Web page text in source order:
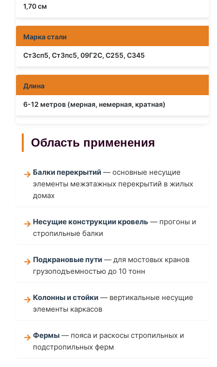
1,70 см
Марка стали
Ст3сп5, Ст3пс5, 09Г2С, С255, С345
Длина
6-12 метров (мерная, немерная, кратная)
Область применения
Балки перекрытий — основные несущие
элементы межэтажных перекрытий в жилых
домах
Несущие конструкции кровель — прогоны и
стропильные балки
Подкрановые пути — для мостовых кранов
грузоподъемностью до 10 тонн
Колонны и стойки — вертикальные несущие
элементы каркасов
Фермы — пояса и раскосы стропильных и
подстропильных ферм